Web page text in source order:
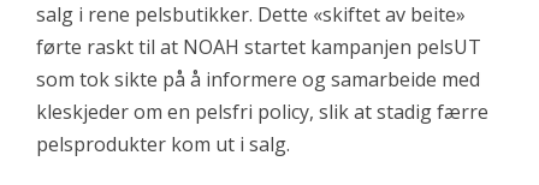
salg i rene pelsbutikker. Dette «skiftet av beite»
førte raskt til at NOAH startet kampanjen pelsUT
som tok sikte på å informere og samarbeide med
kleskjeder om en pelsfri policy, slik at stadig færre
pelsprodukter kom ut i salg.